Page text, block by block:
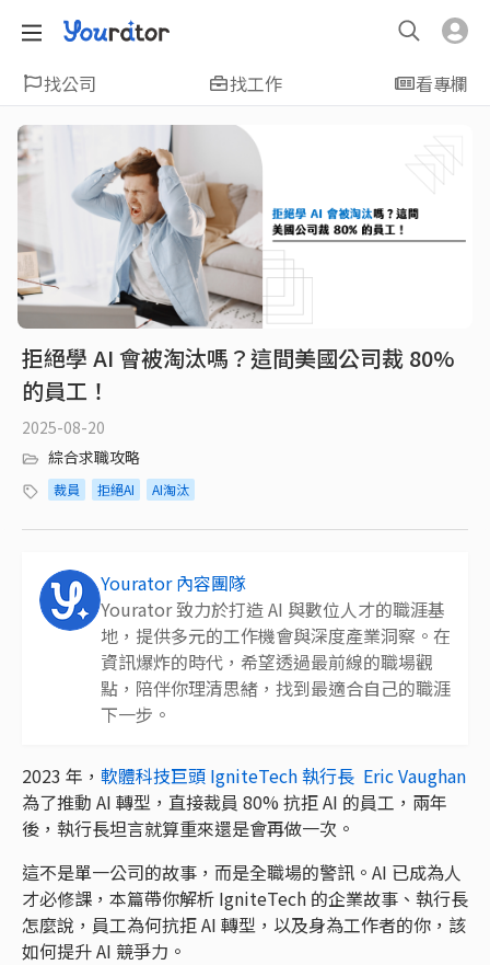
找公司 找工作 看專欄
拒絕學 AI 會被淘汰嗎？這間美國公司裁 80%
的員工！
2025-08-20
綜合求職攻略
裁員 拒絕AI AI淘汰
Yourator 內容團隊
Yourator 致力於打造 AI 與數位人才的職涯基
地，提供多元的工作機會與深度產業洞察。在
資訊爆炸的時代，希望透過最前線的職場觀
點，陪伴你理清思緒，找到最適合自己的職涯
下一步。
2023 年， 軟體科技巨頭 IgniteTech 執行長 Eric Vaughan
為了推動 AI 轉型，直接裁員 80% 抗拒 AI 的員工，兩年
後，執行長坦言就算重來還是會再做一次。
這不是單一公司的故事，而是全職場的警訊。AI 已成為人
才必修課，本篇帶你解析 IgniteTech 的企業故事、執行長
怎麼說，員工為何抗拒 AI 轉型，以及身為工作者的你，該
如何提升 AI 競爭力。